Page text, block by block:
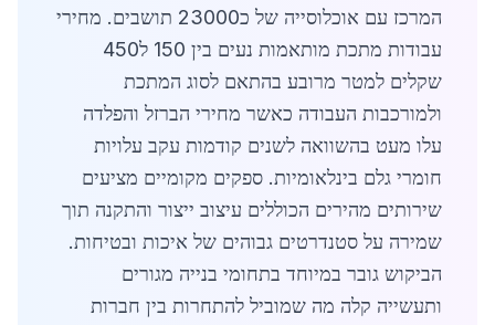
המרכז עם אוכלוסייה של כ23000 תושבים. מחירי
עבודות מתכת מותאמות נעים בין 150 ל450
שקלים למטר מרובע בהתאם לסוג המתכת
ולמורכבות העבודה כאשר מחירי הברזל והפלדה
עלו מעט בהשוואה לשנים קודמות עקב עלויות
חומרי גלם בינלאומיות. ספקים מקומיים מציעים
שירותים מהירים הכוללים עיצוב ייצור והתקנה תוך
שמירה על סטנדרטים גבוהים של איכות ובטיחות.
הביקוש גובר במיוחד בתחומי בנייה מגורים
ותעשייה קלה מה שמוביל להתחרות בין חברות